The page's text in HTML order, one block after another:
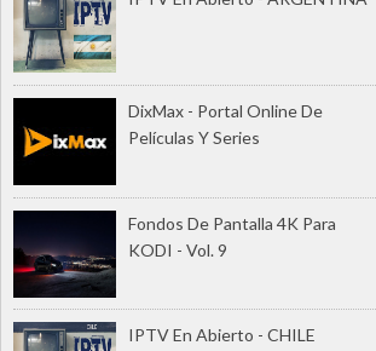
DixMax - Portal Online De
Películas Y Series
Fondos De Pantalla 4K Para
KODI - Vol. 9
IPTV En Abierto - CHILE